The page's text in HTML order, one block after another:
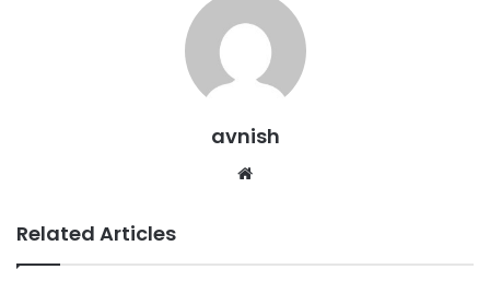
avnish
Related Articles